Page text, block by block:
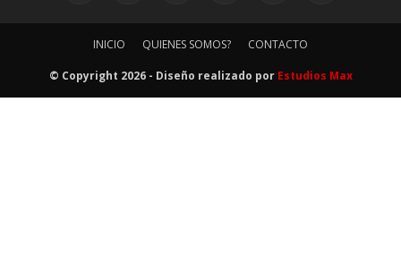
INICIO QUIENES SOMOS? CONTACTO
© Copyright 2026 - Diseño realizado por Estudios Max